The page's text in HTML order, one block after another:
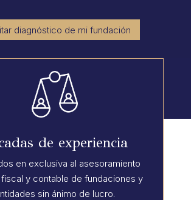
diagnóstico de mi fundación
de experiencia
en exclusiva al asesoramiento
y contable de fundaciones y
sin ánimo de lucro.